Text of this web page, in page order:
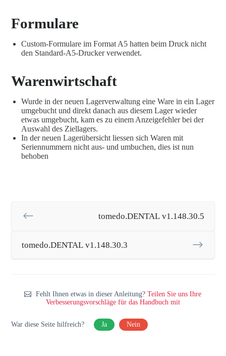
Formulare
Custom-Formulare im Format A5 hatten beim Druck nicht
den Standard-A5-Drucker verwendet.
Warenwirtschaft
Wurde in der neuen Lagerverwaltung eine Ware in ein Lager
umgebucht und direkt danach aus diesem Lager wieder
etwas umgebucht, kam es zu einem Anzeigefehler bei der
Auswahl des Ziellagers.
In der neuen Lagerübersicht liessen sich Waren mit
Seriennummern nicht aus- und umbuchen, dies ist nun
behoben
tomedo.DENTAL v1.148.30.5
tomedo.DENTAL v1.148.30.3
Fehlt Ihnen etwas in dieser Anleitung?Teilen Sie uns Ihre
Verbesserungsvorschläge für das Handbuch mit
War diese Seite hilfreich? Ja Nein